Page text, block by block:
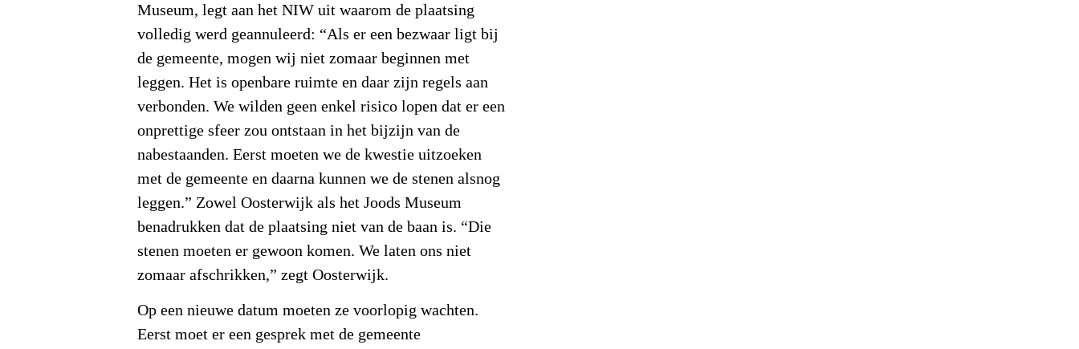
Museum, legt aan het NIW uit waarom de plaatsing
volledig werd geannuleerd: “Als er een bezwaar ligt bij
de gemeente, mogen wij niet zomaar beginnen met
leggen. Het is openbare ruimte en daar zijn regels aan
verbonden. We wilden geen enkel risico lopen dat er een
onprettige sfeer zou ontstaan in het bijzijn van de
nabestaanden. Eerst moeten we de kwestie uitzoeken
met de gemeente en daarna kunnen we de stenen alsnog
leggen.” Zowel Oosterwijk als het Joods Museum
benadrukken dat de plaatsing niet van de baan is. “Die
stenen moeten er gewoon komen. We laten ons niet
zomaar afschrikken,” zegt Oosterwijk.
Op een nieuwe datum moeten ze voorlopig wachten.
Eerst moet er een gesprek met de gemeente